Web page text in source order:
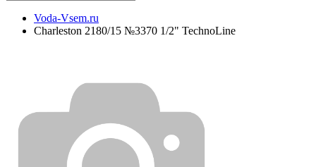
Voda-Vsem.ru
Charleston 2180/15 №3370 1/2" TechnoLine